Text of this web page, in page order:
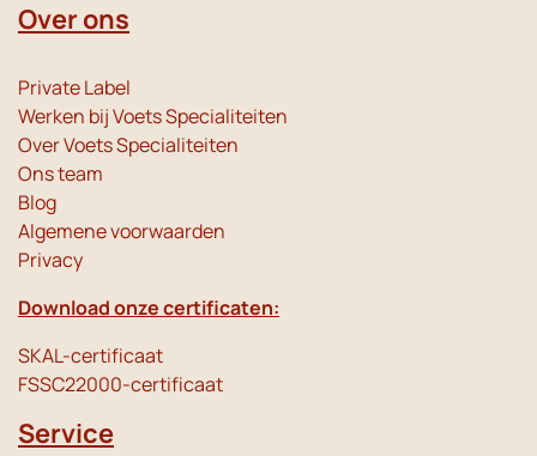
Over ons
Private Label
Werken bij Voets Specialiteiten
Over Voets Specialiteiten
Ons team
Blog
Algemene voorwaarden
Privacy
Download onze certificaten:
SKAL-certificaat
FSSC22000-certificaat
Service